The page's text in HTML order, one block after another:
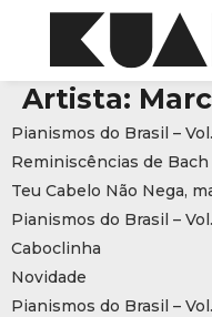
Artista:
Pianismos do Brasil –
Reminiscências de Bach
Teu Cabelo Não Nega,
Pianismos do Brasil –
Caboclinha
Novidade
Pianismos do Brasil –